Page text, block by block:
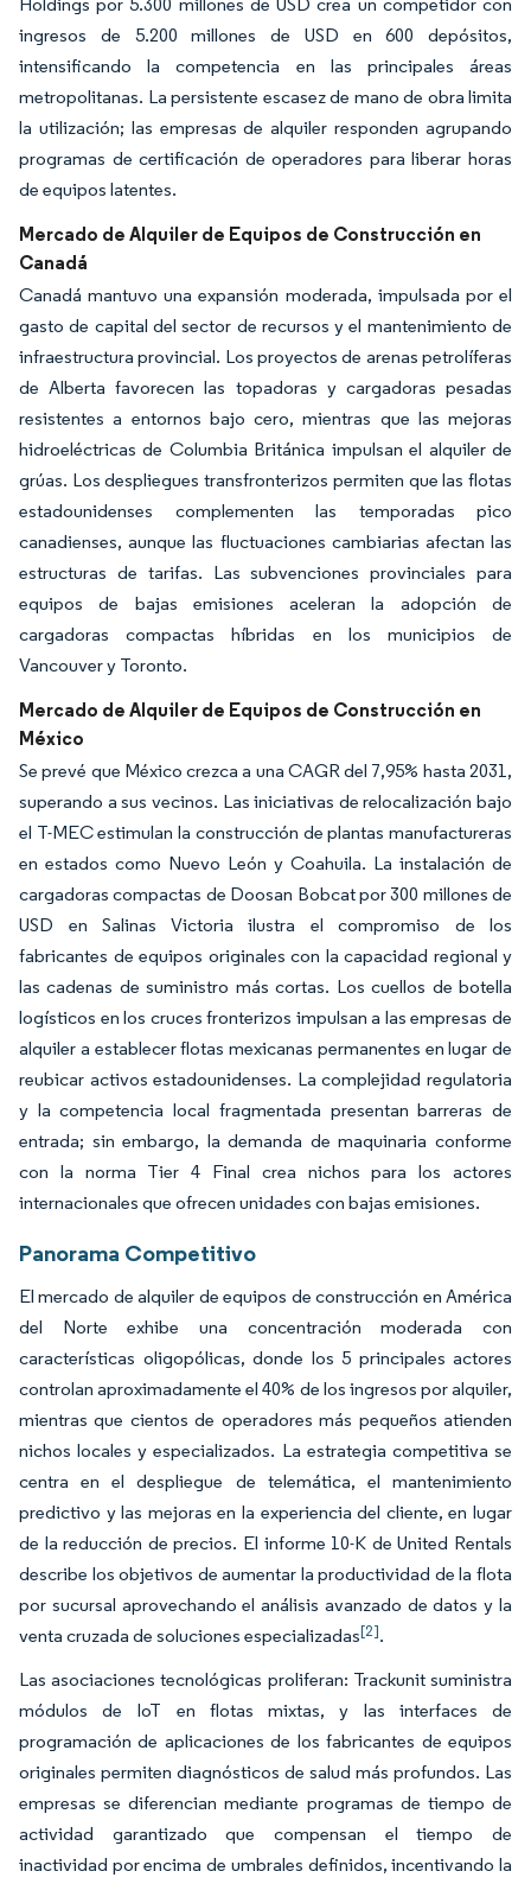
ingresos de 5.200 millones de USD en 600 depósitos,
intensificando la competencia en las principales áreas
metropolitanas. La persistente escasez de mano de obra limita
la utilización; las empresas de alquiler responden agrupando
programas de certificación de operadores para liberar horas
de equipos latentes.
Mercado de Alquiler de Equipos de Construcción en
Canadá
Canadá mantuvo una expansión moderada, impulsada por el
gasto de capital del sector de recursos y el mantenimiento de
infraestructura provincial. Los proyectos de arenas petrolíferas
de Alberta favorecen las topadoras y cargadoras pesadas
resistentes a entornos bajo cero, mientras que las mejoras
hidroeléctricas de Columbia Británica impulsan el alquiler de
grúas. Los despliegues transfronterizos permiten que las flotas
estadounidenses complementen las temporadas pico
canadienses, aunque las fluctuaciones cambiarias afectan las
estructuras de tarifas. Las subvenciones provinciales para
equipos de bajas emisiones aceleran la adopción de
cargadoras compactas híbridas en los municipios de
Vancouver y Toronto.
Mercado de Alquiler de Equipos de Construcción en
México
Se prevé que México crezca a una CAGR del 7,95% hasta 2031,
superando a sus vecinos. Las iniciativas de relocalización bajo
el T-MEC estimulan la construcción de plantas manufactureras
en estados como Nuevo León y Coahuila. La instalación de
cargadoras compactas de Doosan Bobcat por 300 millones de
USD en Salinas Victoria ilustra el compromiso de los
fabricantes de equipos originales con la capacidad regional y
las cadenas de suministro más cortas. Los cuellos de botella
logísticos en los cruces fronterizos impulsan a las empresas de
alquiler a establecer flotas mexicanas permanentes en lugar de
reubicar activos estadounidenses. La complejidad regulatoria
y la competencia local fragmentada presentan barreras de
entrada; sin embargo, la demanda de maquinaria conforme
con la norma Tier 4 Final crea nichos para los actores
internacionales que ofrecen unidades con bajas emisiones.
Panorama Competitivo
El mercado de alquiler de equipos de construcción en América
del Norte exhibe una concentración moderada con
características oligopólicas, donde los 5 principales actores
controlan aproximadamente el 40% de los ingresos por alquiler,
mientras que cientos de operadores más pequeños atienden
nichos locales y especializados. La estrategia competitiva se
centra en el despliegue de telemática, el mantenimiento
predictivo y las mejoras en la experiencia del cliente, en lugar
de la reducción de precios. El informe 10-K de United Rentals
describe los objetivos de aumentar la productividad de la flota
por sucursal aprovechando el análisis avanzado de datos y la
venta cruzada de soluciones especializadas[2].
Las asociaciones tecnológicas proliferan: Trackunit suministra
módulos de IoT en flotas mixtas, y las interfaces de
programación de aplicaciones de los fabricantes de equipos
originales permiten diagnósticos de salud más profundos. Las
empresas se diferencian mediante programas de tiempo de
actividad garantizado que compensan el tiempo de
inactividad por encima de umbrales definidos, incentivando la